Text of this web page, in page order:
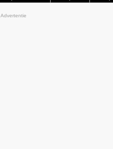
Advertentie